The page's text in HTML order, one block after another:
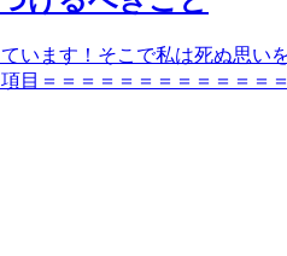
います！そこで私は死ぬ思い
目＝＝＝＝＝＝＝＝＝＝＝＝